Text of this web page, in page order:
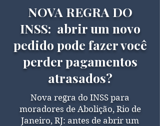
NOVA REGRA DO
INSS: abrir um novo
pedido pode fazer você
perder pagamentos
atrasados?
Nova regra do INSS para
moradores de Abolição, Rio de
Janeiro, RJ: antes de abrir um